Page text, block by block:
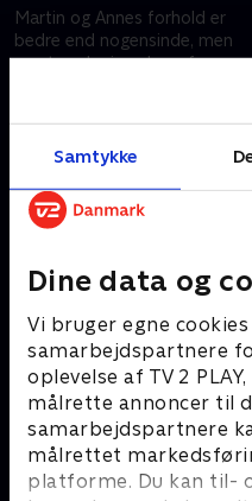
Samtykke
Dine data og
Vi bruger egne
samarbejdspartnere
oplevelse af TV 2
målrette annoncer til
samarbejdspartnere
målrettet
platforme. Du kan til-
Martin og Annes forhold er
bedre end nogensinde, men
snart er der igen brug for
er grueligt galt.
Bjergets helte
Drama • 15 sæsoner